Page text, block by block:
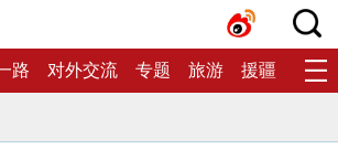
路 对外交流 专题 旅游 援疆 生态